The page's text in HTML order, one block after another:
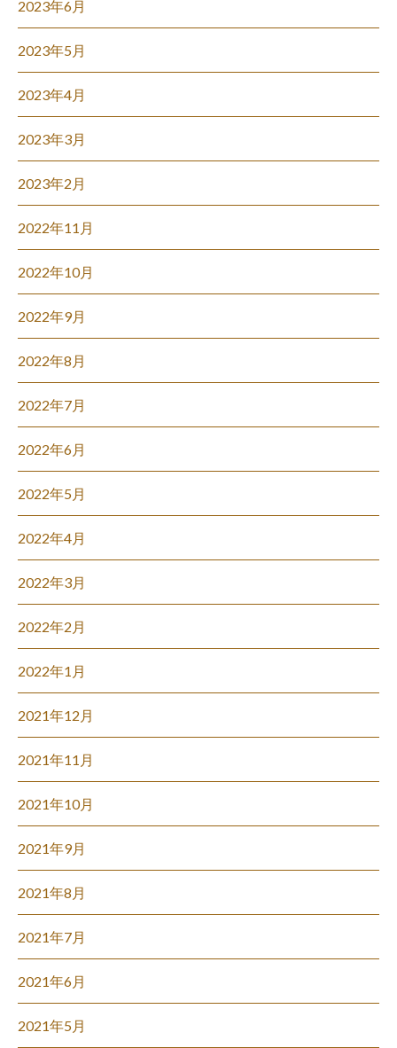
2023年6月
2023年5月
2023年4月
2023年3月
2023年2月
2022年11月
2022年10月
2022年9月
2022年8月
2022年7月
2022年6月
2022年5月
2022年4月
2022年3月
2022年2月
2022年1月
2021年12月
2021年11月
2021年10月
2021年9月
2021年8月
2021年7月
2021年6月
2021年5月